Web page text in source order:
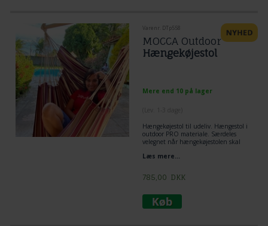
Varenr. DTp558
MOCCA Outdoor
Hængekøjestol
Mere end 10 på lager
Hængekøjestol til udeliv. Hængestol i
outdoor PRO materiale. Særdeles
velegnet når hængekøjestolen skal
Læs mere...
785,00 DKK